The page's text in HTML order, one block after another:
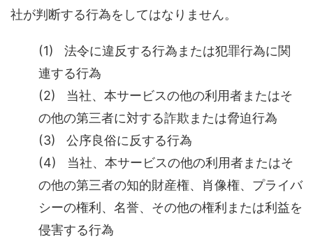
社が判断する行為をしてはなりません。
(1) 法令に違反する行為または犯罪行為に関
連する行為
(2) 当社、本サービスの他の利用者またはそ
の他の第三者に対する詐欺または脅迫行為
(3) 公序良俗に反する行為
(4) 当社、本サービスの他の利用者またはそ
の他の第三者の知的財産権、肖像権、プライバ
シーの権利、名誉、その他の権利または利益を
侵害する行為